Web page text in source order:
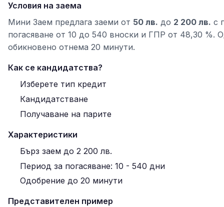
Условия на заема
Мини Заем предлага заеми от 50 лв. до 2 200 лв. с
погасяване от 10 до 540 вноски и ГПР от 48,30 %.
обикновено отнема 20 минути.
Как се кандидатства?
Изберете тип кредит
Кандидатстване
Получаване на парите
Характеристики
Бърз заем до 2 200 лв.
Период за погасяване: 10 - 540 дни
Одобрение до 20 минути
Представителен пример